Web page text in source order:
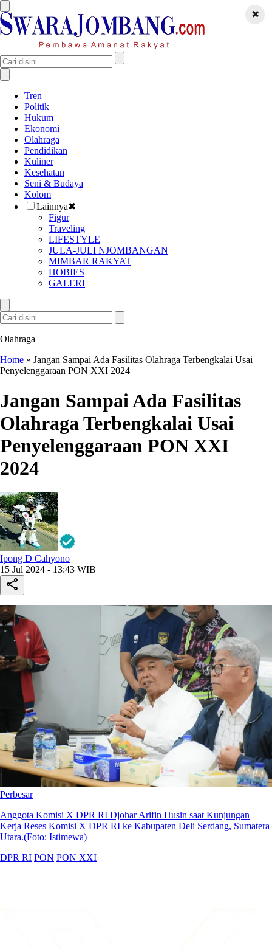
Tren
Politik
Hukum
Ekonomi
Olahraga
Pendidikan
Kuliner
Kesehatan
Seni & Budaya
Kolom
Lainnya✖
Figur
Traveling
LIFESTYLE
JULA-JULI NJOMBANGAN
MIMBAR RAKYAT
HOBIES
GALERI
✖
Olahraga
Home » Jangan Sampai Ada Fasilitas Olahraga Terbengkalai Usai
Penyelenggaraan PON XXI 2024
Jangan Sampai Ada Fasilitas
Olahraga Terbengkalai Usai
Penyelenggaraan PON XXI
2024
Ipong D Cahyono
15 Jul 2024 - 13:43 WIB
Perbesar
Anggota Komisi X DPR RI Djohar Arifin Husin saat Kunjungan
Kerja Reses Komisi X DPR RI ke Kabupaten Deli Serdang, Sumatera
Utara.(Foto: Istimewa)
DPR RI PON PON XXI